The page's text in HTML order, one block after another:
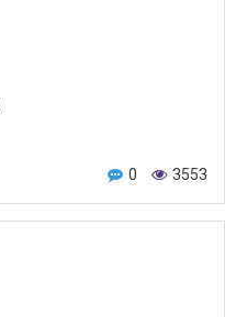
0 3553